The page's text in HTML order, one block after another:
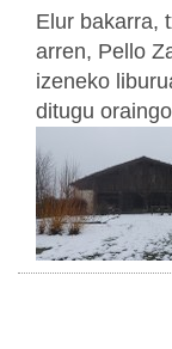
Elur bakarra,
arren, Pello
izeneko
ditugu